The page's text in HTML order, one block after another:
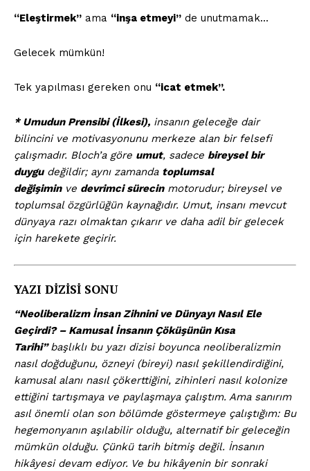
“Eleştirmek” ama “inşa etmeyi” de unutmamak…
Gelecek mümkün!
Tek yapılması gereken onu “icat etmek”.
* Umudun Prensibi (İlkesi), insanın geleceğe dair
bilincini ve motivasyonunu merkeze alan bir felsefi
çalışmadır. Bloch’a göre umut, sadece bireysel bir
duygudeğildir; aynı zamanda toplumsal
değişiminve devrimci sürecinmotorudur; bireysel ve
toplumsal özgürlüğün kaynağıdır. Umut, insanı mevcut
dünyaya razı olmaktan çıkarır ve daha adil bir gelecek
için harekete geçirir.
YAZI DİZİSİ SONU
“Neoliberalizm İnsan Zihnini ve Dünyayı Nasıl Ele
Geçirdi? – Kamusal İnsanın Çöküşünün Kısa
Tarihi”başlıklı bu yazı dizisi boyunca neoliberalizmin
nasıl doğduğunu, özneyi (bireyi) nasıl şekillendirdiğini,
kamusal alanı nasıl çökerttiğini, zihinleri nasıl kolonize
ettiğini tartışmaya ve paylaşmaya çalıştım. Ama sanırım
asıl önemli olan son bölümde göstermeye çalıştığım: Bu
hegemonyanın aşılabilir olduğu, alternatif bir geleceğin
mümkün olduğu. Çünkü tarih bitmiş değil. İnsanın
hikâyesi devam ediyor. Ve bu hikâyenin bir sonraki